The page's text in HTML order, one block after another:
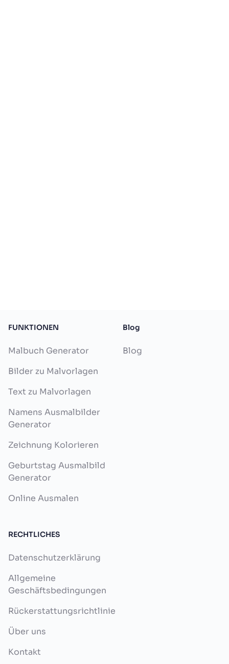
FUNKTIONEN
Malbuch Generator
Bilder zu Malvorlagen
Text zu Malvorlagen
Namens Ausmalbilder
Generator
Zeichnung Kolorieren
Geburtstag Ausmalbild
Generator
Online Ausmalen
Blog
Blog
RECHTLICHES
Datenschutzerklärung
Allgemeine
Geschäftsbedingungen
Rückerstattungsrichtlinie
Über uns
Kontakt